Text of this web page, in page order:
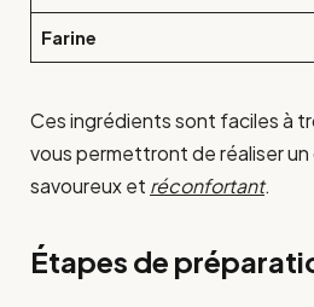
Farine
Ces ingrédients sont faciles à
vous permettront de réaliser un
savoureux et réconfortant.
Étapes de